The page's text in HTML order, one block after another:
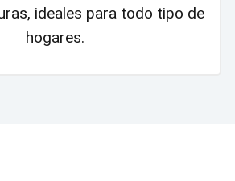
ideales para todo tipo de
hogares.